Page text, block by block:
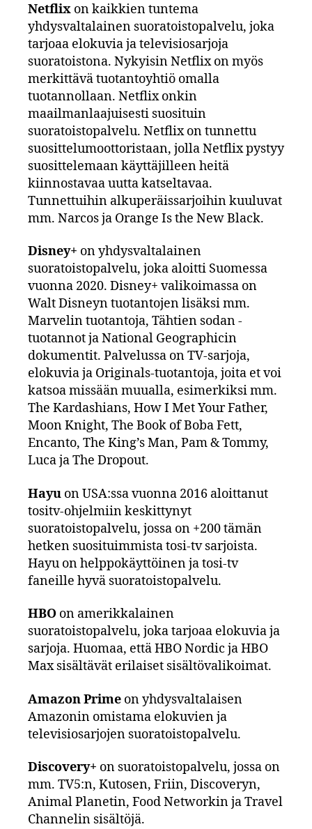
Netflix on kaikkien tuntema
yhdysvaltalainen suoratoistopalvelu, joka
tarjoaa elokuvia ja televisiosarjoja
suoratoistona. Nykyisin Netflix on myös
merkittävä tuotantoyhtiö omalla
tuotannollaan. Netflix onkin
maailmanlaajuisesti suosituin
suoratoistopalvelu. Netflix on tunnettu
suosittelumoottoristaan, jolla Netflix pystyy
suosittelemaan käyttäjilleen heitä
kiinnostavaa uutta katseltavaa.
Tunnettuihin alkuperäissarjoihin kuuluvat
mm. Narcos ja Orange Is the New Black.
Disney+ on yhdysvaltalainen
suoratoistopalvelu, joka aloitti Suomessa
vuonna 2020. Disney+ valikoimassa on
Walt Disneyn tuotantojen lisäksi mm.
Marvelin tuotantoja, Tähtien sodan -
tuotannot ja National Geographicin
dokumentit. Palvelussa on TV-sarjoja,
elokuvia ja Originals-tuotantoja, joita et voi
katsoa missään muualla, esimerkiksi mm.
The Kardashians, How I Met Your Father,
Moon Knight, The Book of Boba Fett,
Encanto, The King’s Man, Pam & Tommy,
Luca ja The Dropout.
Hayu on USA:ssa vuonna 2016 aloittanut
tositv-ohjelmiin keskittynyt
suoratoistopalvelu, jossa on +200 tämän
hetken suosituimmista tosi-tv sarjoista.
Hayu on helppokäyttöinen ja tosi-tv
faneille hyvä suoratoistopalvelu.
HBO on amerikkalainen
suoratoistopalvelu, joka tarjoaa elokuvia ja
sarjoja. Huomaa, että HBO Nordic ja HBO
Max sisältävät erilaiset sisältövalikoimat.
Amazon Prime on yhdysvaltalaisen
Amazonin omistama elokuvien ja
televisiosarjojen suoratoistopalvelu.
Discovery+ on suoratoistopalvelu, jossa on
mm. TV5:n, Kutosen, Friin, Discoveryn,
Animal Planetin, Food Networkin ja Travel
Channelin sisältöjä.